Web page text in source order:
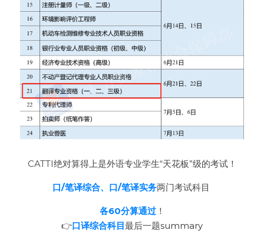
CATTI绝对算得上是外语专业学生“天花板”级的考试！
口/笔译综合、口/笔译实务两门考试科目
各60分算通过！
👉口译综合科目最后一题summary